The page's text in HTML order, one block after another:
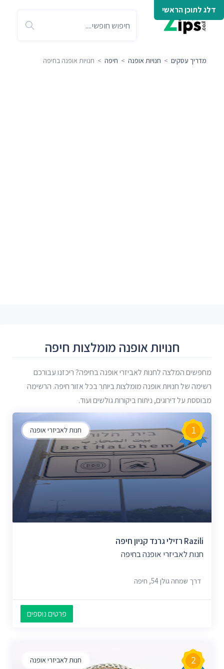
דלג לתוכן הראשי
מדריך עסקים > חנויות אופנה > חיפה > חנויות אופנה בחיפה
חנויות אופנה מומלצות חיפה
מחפשים המלצה לחנות לאביזרי אופנה בחיפה? ריכזנו עבורכם
רשימה של חנויות אופנה מומלצות ביותר בכל אזור חיפה. הרשימה
מבוססת על דירוגים, ניתוח ביקורות גולשים ועוד.
חנות לאביזרי אופנה 1
Razili רזילי גרנד קניון חיפה
חנות לאביזרי אופנה בחיפה
דרך שמחה גולן 54, חיפה
פרטים נוספים
חנות לאביזרי אופנה 2